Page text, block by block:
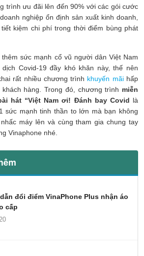
trình ưu đãi lên đến 90% với các gói cước
nghiệp ổn định sản xuất kinh doanh,
kiệm chi phí trong thời điểm bùng phát
sức mạnh cổ vũ người dân Việt Nam
Covid-19 đầy khó khăn này, thế nên
rất nhiều chương trình khuyến mãihấp
hàng. Trong đó, chương trình miễn
hát “Việt Nam ơi! Đánh bay Covid là
sức mạnh tinh thần to lớn mà bạn không
máy lên và cùng tham gia chung tay
Vinaphone nhé.
đổi điểm VinaPhone Plus nhận áo
cấp